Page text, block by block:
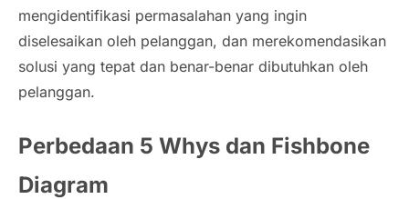
mengidentifikasi permasalahan yang ingin
diselesaikan oleh pelanggan, dan merekomendasikan
solusi yang tepat dan benar-benar dibutuhkan oleh
pelanggan.
Perbedaan 5 Whys dan Fishbone
Diagram